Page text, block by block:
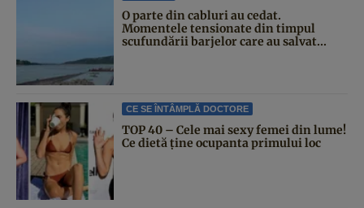
O parte din cabluri au cedat.
Momentele tensionate din timpul
scufundării barjelor care au salvat...
CE SE ÎNTÂMPLĂ DOCTORE
TOP 40 – Cele mai sexy femei din lume!
Ce dietă ține ocupanta primului loc